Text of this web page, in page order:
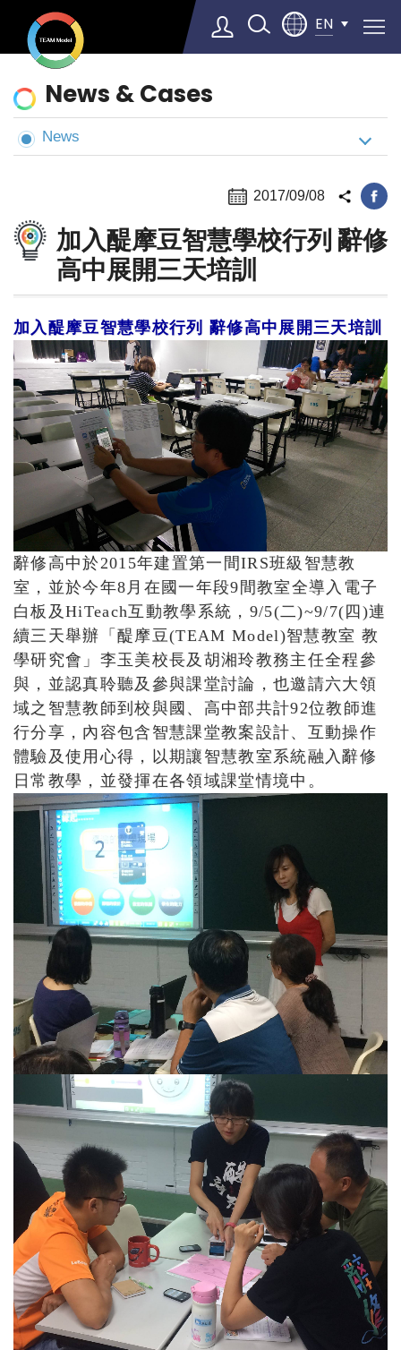
EN
▼
News
&
Cases
News & Cases
News
2017/09/08
加入醍摩豆智慧學校行列 辭修
高中展開三天培訓
加入醍摩豆智慧學校行列 辭修高中展開三天培訓
辭修高中於2015年建置第一間IRS班級智慧教
室，並於今年8月在國一年段9間教室全導入電子
白板及HiTeach互動教學系統，9/5(二)~9/7(四)連
續三天舉辦「醍摩豆(TEAM Model)智慧教室 教
學研究會」李玉美校長及胡湘玲教務主任全程參
與，並認真聆聽及參與課堂討論，也邀請六大領
域之智慧教師到校與國、高中部共計92位教師進
行分享，內容包含智慧課堂教案設計、互動操作
體驗及使用心得，以期讓智慧教室系統融入辭修
日常教學，並發揮在各領域課堂情境中。